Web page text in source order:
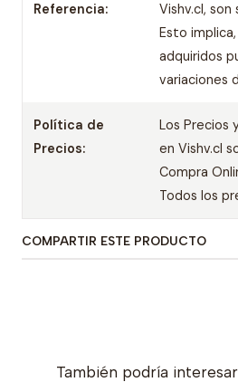
Referencia:
Vishv.cl,
Esto
adquiridos
variaciones
Política de
Precios:
Los Precios
en Vishv.cl
Compra
Todos los
COMPARTIR ESTE PRODUCTO
También podría